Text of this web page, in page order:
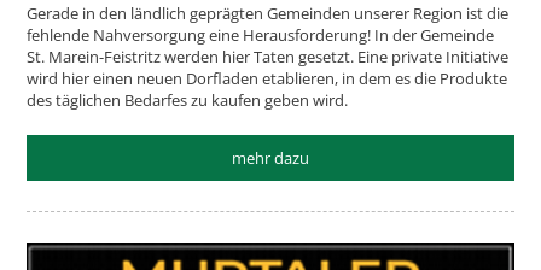
Gerade in den ländlich geprägten Gemeinden unserer Region ist die
fehlende Nahversorgung eine Herausforderung! In der Gemeinde
St. Marein-Feistritz werden hier Taten gesetzt. Eine private Initiative
wird hier einen neuen Dorfladen etablieren, in dem es die Produkte
des täglichen Bedarfes zu kaufen geben wird.
mehr dazu